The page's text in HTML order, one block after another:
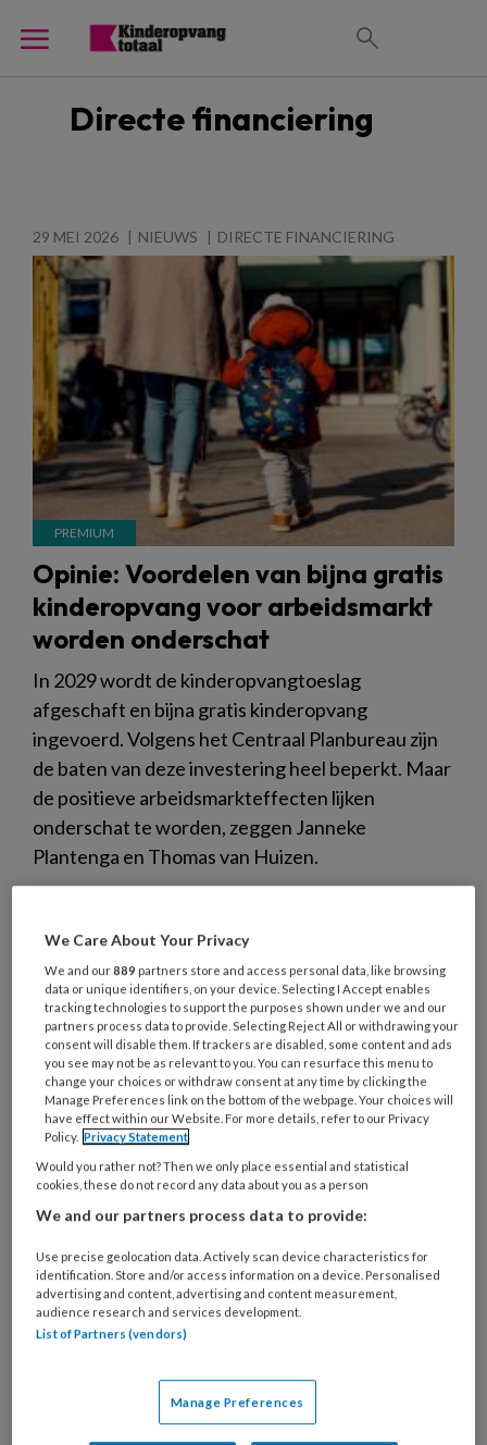
Directe financiering
29 MEI 2026 NIEUWS DIRECTE FINANCIERING
Opinie: Voordelen van bijna gratis
kinderopvang voor arbeidsmarkt
worden onderschat
In 2029 wordt de kinderopvangtoeslag
afgeschaft en bijna gratis kinderopvang
ingevoerd. Volgens het Centraal Planbureau zijn
de baten van deze investering heel beperkt. Maar
de positieve arbeidsmarkteffecten lijken
onderschat te worden, zeggen Janneke
Plantenga en Thomas van Huizen.
28 MEI 2026 NIEUWS WET- EN REGELGEVING
Onderzoek: ondanks campagnes
personeelstekort op
Van alle dure overheidscampagnes en
We Care About Your Privacy
We and our889 partners store and access personal data, like browsing
data or unique identifiers, on your device. Selecting I Accept enables
tracking technologies to support the purposes shown under we and our
partners process data to provide. Selecting Reject All or withdrawing your
consent will disable them. If trackers are disabled, some content and ads
you see may not be as relevant to you. You can resurface this menu to
change your choices or withdraw consent at any time by clicking the
Manage Preferences link on the bottom of the webpage. Your choices will
have effect within our Website. For more details, refer to our Privacy
Policy. Privacy Statement
Would you rather not? Then we only place essential and statistical
cookies, these do not record any data about you as a person
We and our partners process data to provide:
Use precise geolocation data. Actively scan device characteristics for
identification. Store and/or access information on a device. Personalised
advertising and content, advertising and content measurement,
audience research and services development.
List of Partners (vendors)
Manage Preferences